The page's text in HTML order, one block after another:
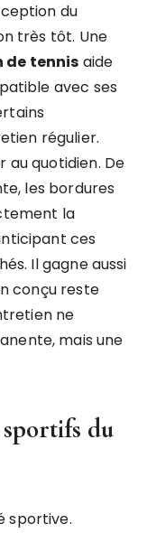
du
très tôt. Une
de tennis aide
avec ses
régulier.
au quotidien. De
les bordures
la
ces
Il gagne aussi
conçu reste
ne
mais une
du
sportive.